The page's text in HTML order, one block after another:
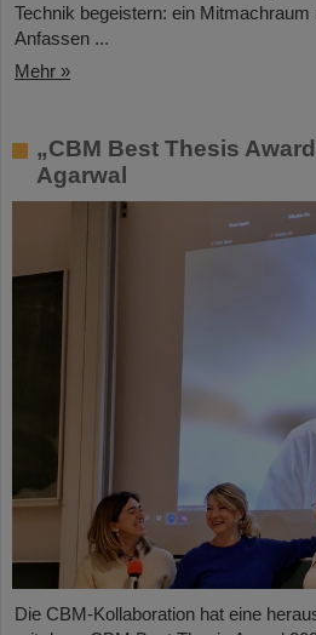
Technik begeistern: ein
Anfassen ...
Mehr »
„CBM Best Thesis
Agarwal
Die CBM-Kollaboration hat eine